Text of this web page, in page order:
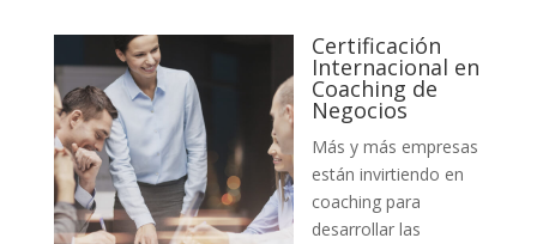
Certificación
Internacional en
Coaching de
Negocios
Más y más empresas
están invirtiendo en
coaching para
desarrollar las